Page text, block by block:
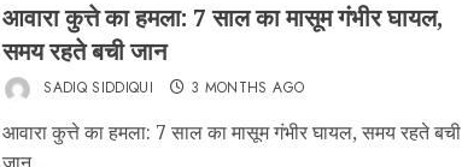
आवारा कुत्ते का हमला: 7 साल का मासूम गंभीर घायल,
समय रहते बची जान
SADIQ SIDDIQUI 3 MONTHS AGO
आवारा कुत्ते का हमला: 7 साल का मासूम गंभीर घायल, समय रहते बची